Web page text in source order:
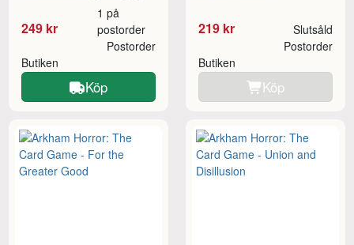
249 kr
1 på
postorder
Butiken
Postorder
Köp
219 kr Slutsåld
Butiken
Postorder
Köp